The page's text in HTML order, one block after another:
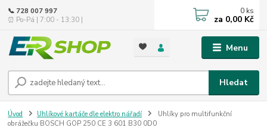
Menu
Hledat
📞 728 007 997
⏰ Po-Pá | 7:00 - 13:30 |
0 ks
za 0,00 Kč
Úvod Uhlíkové kartáče dle elektro nářadí
Uhlíky pro multifunkční
obrážečku BOSCH GOP 250 CE 3 601 B30 0D0